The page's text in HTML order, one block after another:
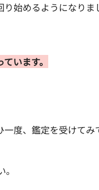
始めるようになりま
います。
度、鑑定を受けてみ